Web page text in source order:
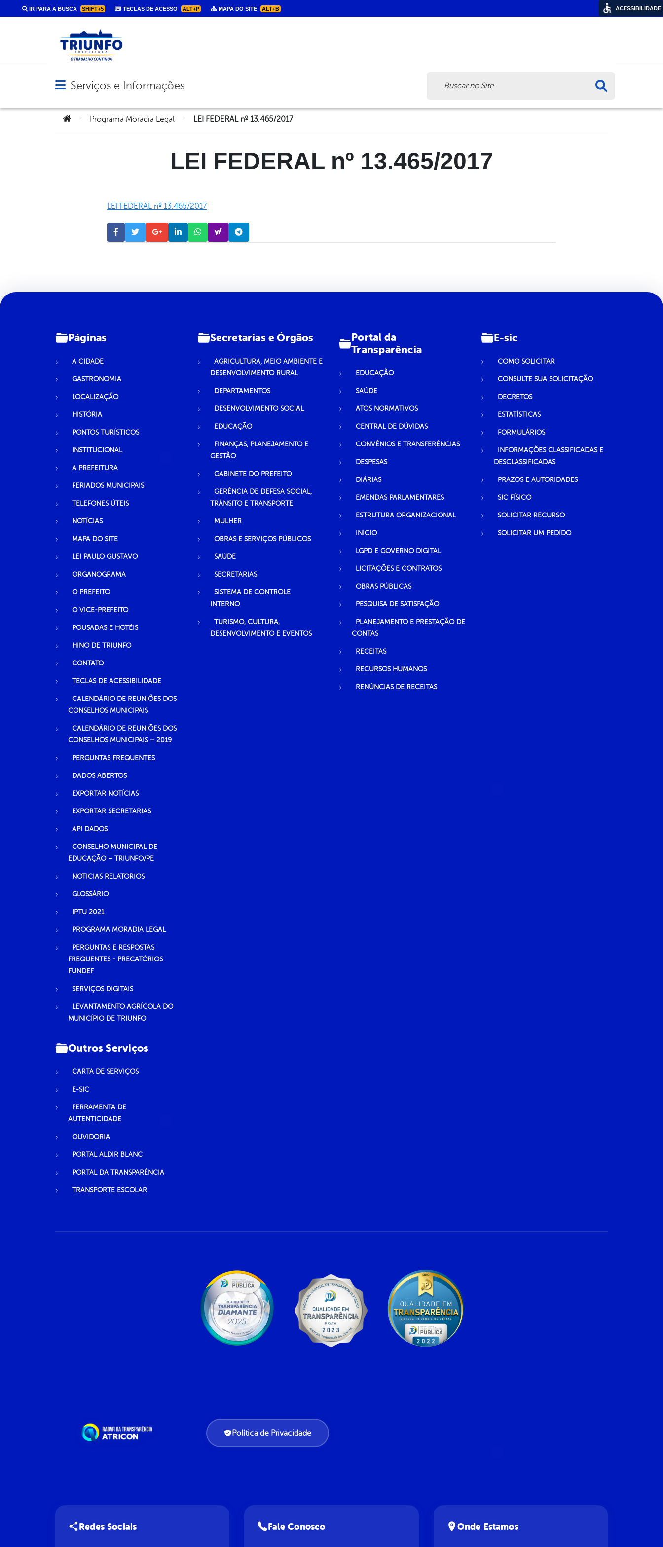
IR PARA A BUSCA SHIFT+5 TECLAS DE ACESSO ALT+P MAPA DO SITE ALT+B
Abrir menu principal de navegação
Serviços e Informações
Você está aqui:Programa Moradia Legal LEI FEDERAL nº 13.465/2017
LEI FEDERAL nº 13.465/2017
LEI FEDERAL nº 13.465/2017
Páginas
A CIDADE
GASTRONOMIA
LOCALIZAÇÃO
HISTÓRIA
PONTOS TURÍSTICOS
INSTITUCIONAL
A PREFEITURA
FERIADOS MUNICIPAIS
TELEFONES ÚTEIS
NOTÍCIAS
MAPA DO SITE
LEI PAULO GUSTAVO
ORGANOGRAMA
O PREFEITO
O VICE-PREFEITO
POUSADAS E HOTÉIS
HINO DE TRIUNFO
CONTATO
TECLAS DE ACESSIBILIDADE
CALENDÁRIO DE REUNIÕES DOS
CONSELHOS MUNICIPAIS
CALENDÁRIO DE REUNIÕES DOS
CONSELHOS MUNICIPAIS – 2019
PERGUNTAS FREQUENTES
DADOS ABERTOS
EXPORTAR NOTÍCIAS
EXPORTAR SECRETARIAS
API DADOS
CONSELHO MUNICIPAL DE
EDUCAÇÃO – TRIUNFO/PE
NOTICIAS RELATORIOS
GLOSSÁRIO
IPTU 2021
PROGRAMA MORADIA LEGAL
PERGUNTAS E RESPOSTAS
FREQUENTES - PRECATÓRIOS
FUNDEF
SERVIÇOS DIGITAIS
LEVANTAMENTO AGRÍCOLA DO
MUNICÍPIO DE TRIUNFO
Secretarias e Órgãos
AGRICULTURA, MEIO AMBIENTE E
DESENVOLVIMENTO RURAL
DEPARTAMENTOS
DESENVOLVIMENTO SOCIAL
EDUCAÇÃO
FINANÇAS, PLANEJAMENTO E
GESTÃO
GABINETE DO PREFEITO
GERÊNCIA DE DEFESA SOCIAL,
TRÂNSITO E TRANSPORTE
MULHER
OBRAS E SERVIÇOS PÚBLICOS
SAÚDE
SECRETARIAS
SISTEMA DE CONTROLE
INTERNO
TURISMO, CULTURA,
DESENVOLVIMENTO E EVENTOS
Portal da
Transparência
EDUCAÇÃO
SAÚDE
ATOS NORMATIVOS
CENTRAL DE DÚVIDAS
CONVÊNIOS E TRANSFERÊNCIAS
DESPESAS
DIÁRIAS
EMENDAS PARLAMENTARES
ESTRUTURA ORGANIZACIONAL
INICIO
LGPD E GOVERNO DIGITAL
LICITAÇÕES E CONTRATOS
OBRAS PÚBLICAS
PESQUISA DE SATISFAÇÃO
PLANEJAMENTO E PRESTAÇÃO DE
CONTAS
RECEITAS
RECURSOS HUMANOS
RENÚNCIAS DE RECEITAS
E-sic
COMO SOLICITAR
CONSULTE SUA SOLICITAÇÃO
DECRETOS
ESTATÍSTICAS
FORMULÁRIOS
INFORMAÇÕES CLASSIFICADAS E
DESCLASSIFICADAS
PRAZOS E AUTORIDADES
SIC FÍSICO
SOLICITAR RECURSO
SOLICITAR UM PEDIDO
Outros Serviços
CARTA DE SERVIÇOS
E-SIC
FERRAMENTA DE
AUTENTICIDADE
OUVIDORIA
PORTAL ALDIR BLANC
PORTAL DA TRANSPARÊNCIA
TRANSPORTE ESCOLAR
Política de Privacidade
Redes Sociais Fale Conosco Onde Estamos
ACESSIBILIDADE